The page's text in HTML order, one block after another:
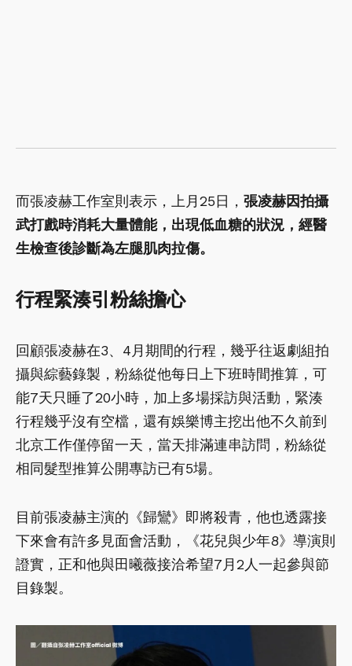
而張凌赫工作室則表示，上月25日， 張凌赫因拍攝
武打戲時消耗大量體能，出現低血糖的狀況，經醫
生檢查後診斷為左腿肌肉拉傷。
行程緊湊引粉絲擔心
回顧張凌赫在3、4月期間的行程，幾乎往返劇組拍
攝與綜藝錄製，粉絲從他每日上下班時間推算，可
能7天只睡了20小時，加上多場採訪與活動，緊湊
行程幾乎沒有空檔，還有娛樂博主挖出他不久前到
北京工作僅停留一天，當天排滿連串訪問，粉絲從
相同髮型推算公開專訪已有5場。
目前張凌赫主演的《歸鸞》即將殺青，他也透露接
下來會有許多見面會活動，《花兒與少年8》導演則
證實，正和他與田曦薇接洽希望7月2人一起參與節
目錄製。